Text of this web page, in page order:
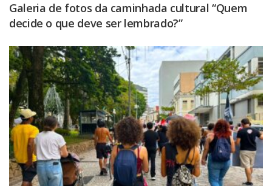
Galeria de fotos da caminhada cultural “Quem
decide o que deve ser lembrado?”